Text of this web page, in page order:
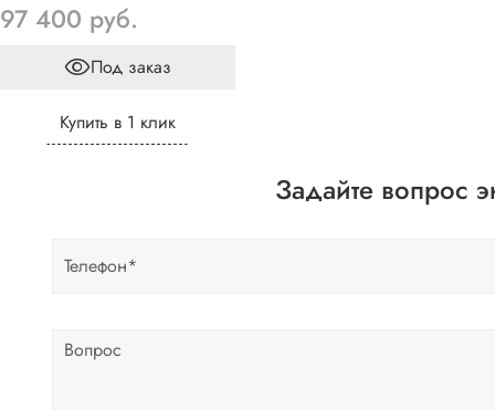
97 400 руб.
Под заказ
Купить в 1 клик
Задайте вопрос